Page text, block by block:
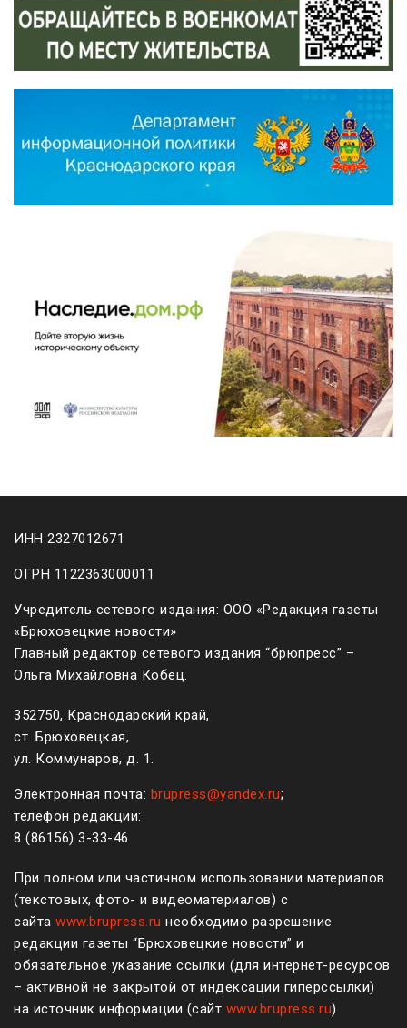
ИНН 2327012671
ОГРН 1122363000011
Учредитель сетевого издания: ООО «Редакция газеты
«Брюховецкие новости»
Главный редактор сетевого издания “брюпресс” –
Ольга Михайловна Кобец.
352750, Краснодарский край,
ст. Брюховецкая,
ул. Коммунаров, д. 1.
Электронная почта: brupress@yandex.ru;
телефон редакции:
8 (861 56) 3-33-46.
При полном или частичном использовании материалов
(текстовых, фото- и видеоматериалов) с
сайта www.brupress.ru необходимо разрешение
редакции газеты “Брюховецкие новости” и
обязательное указание ссылки (для интернет-ресурсов
– активной не закрытой от индексации гиперссылки)
на источник информации (сайт www.brupress.ru)